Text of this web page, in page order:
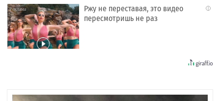
i
Ржу не переставая, это видео
пересмотришь не раз